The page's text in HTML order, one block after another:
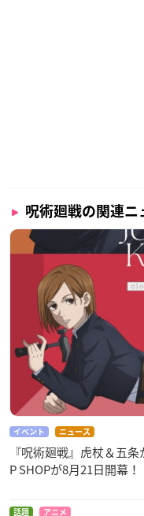
呪術廻戦の関連ニ
イベント ニュース
『呪術廻戦』虎杖＆五
P SHOPが8月21日開幕！
話題 アニメ